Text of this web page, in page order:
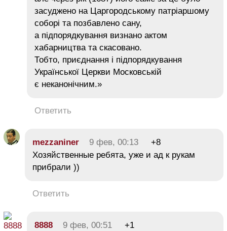
засуджено на Царгородському патріаршому
соборі та позбавлено сану,
а підпорядкування визнано актом
хабарництва та скасовано.
Тобто, приєднання і підпорядкування
Української Церкви Московській
є неканонічним.»
Ответить
mezzaniner 9 фев, 00:13
+8
Хозяйственные ребята, уже и ад к рукам
прибрали ))
Ответить
8888 9 фев, 00:51
+1